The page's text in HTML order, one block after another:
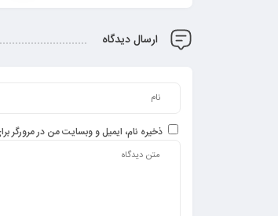
ارسال دیدگاه
ذخیره نام، ایمیل و وبسایت من در مرورگر